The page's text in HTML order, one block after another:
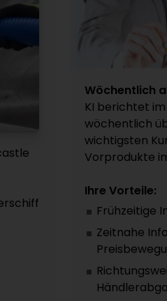
Wöchentlich
KI berichtet
wöchentlich
wichtigsten
Vorprodukte
Ihre Vorteile:
Frühzeitige
Zeitnahe